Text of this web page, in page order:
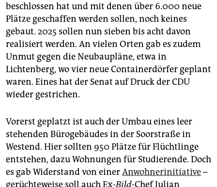
beschlossen hat und mit denen über 6.000 neue
Plätze geschaffen werden sollen, noch keines
gebaut. 2025 sollen nun sieben bis acht davon
realisiert werden. An vielen Orten gab es zudem
Unmut gegen die Neubaupläne, etwa in
Lichtenberg, wo vier neue Containerdörfer geplant
waren. Eines hat der Senat auf Druck der CDU
wieder gestrichen.
Vorerst geplatzt ist auch der Umbau eines leer
stehenden Bürogebäudes in der Soorstraße in
Westend. Hier sollten 950 Plätze für Flüchtlinge
entstehen, dazu Wohnungen für Studierende. Doch
es gab Widerstand von einerAnwohnerinitiative–
gerüchteweise soll auch Ex-Bild-Chef Julian